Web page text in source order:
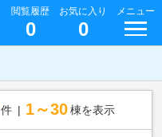
閲覧履歴
0
お気に入り
0
メニュー
件 1～30 棟を表示